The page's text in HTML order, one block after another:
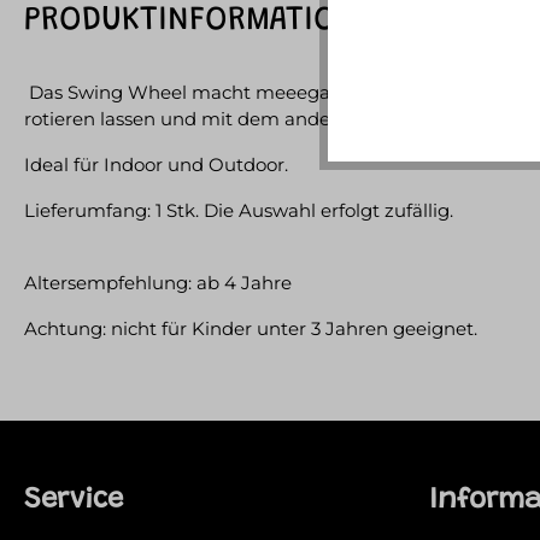
PRODUKTINFORMATIONEN "TOI-
Das Swing Wheel macht meeega Spaß! Einen Fuss
rotieren lassen und mit dem anderen Fuss
Ideal für Indoor und Outdoor.
Lieferumfang: 1 Stk. Die Auswahl erfolgt zufällig.
Altersempfehlung: ab 4 Jahre
Achtung: nicht für Kinder unter 3 Jahren geeignet.
Service